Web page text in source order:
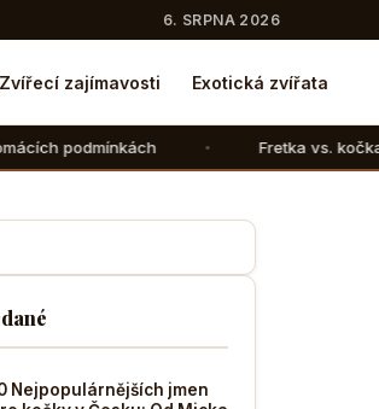
6. SRPNA 2026
Zvířecí zajímavosti Exotická zvířata
Fretka vs. kočka: V čem se liší
Nejpopulárnějších jmen